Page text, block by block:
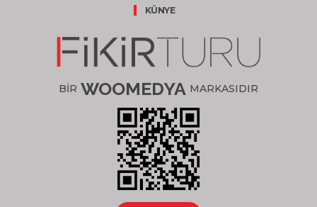
KÜNYE
BİR WOOMEDYA MARKASIDIR